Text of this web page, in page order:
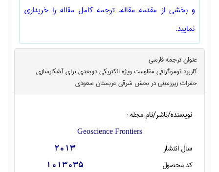
و بخشی از مقدمه مقاله، ترجمه کامل مقاله را خریداری
نمایید.
عنوان ترجمه فارسی
کاربرد توموگرافی مقاومت ویژه الکتریکی دوبعدی برای آشکارسازی
حفرات زیرزمینی در بخش شرقی عربستان سعودی
نویسنده/ناشر/نام مجله :
Geoscience Frontiers
سال انتشار 2013
کد محصول 1013035